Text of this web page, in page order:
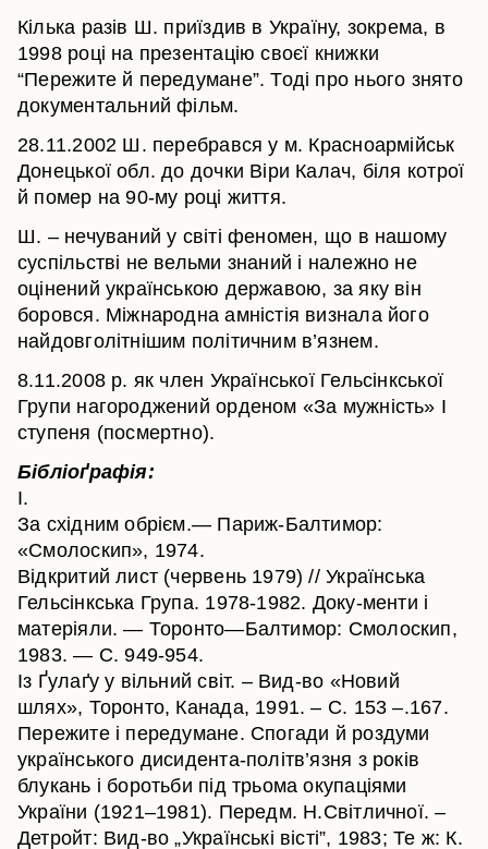
Кілька разів Ш. приїздив в Україну, зокрема, в
1998 році на презентацію своєї книжки
“Пережите й передумане”. Тоді про нього знято
документальний фільм.
28.11.2002 Ш. перебрався у м. Красноармійськ
Донецької обл. до дочки Віри Калач, біля котрої
й помер на 90-му році життя.
Ш. – нечуваний у світі феномен, що в нашому
суспільстві не вельми знаний і належно не
оцінений українською державою, за яку він
боровся. Міжнародна амністія визнала його
найдовголітнішим політичним в’язнем.
8.11.2008 р. як член Української Гельсінкської
Групи нагороджений орденом «За мужність» І
ступеня (посмертно).
Бібліоґрафія:
I.
За східним обрієм.— Париж-Балтимор:
«Смолоскип», 1974.
Відкритий лист (червень 1979) // Українська
Гельсінкська Група. 1978-1982. Доку-менти і
матеріяли. — Торонто—Балтимор: Смолоскип,
1983. — С. 949-954.
Із Ґулаґу у вільний світ. – Вид-во «Новий
шлях», Торонто, Канада, 1991. – С. 153 –.167.
Пережите і передумане. Спогади й роздуми
українського дисидента-політв’язня з років
блукань і боротьби під трьома окупаціями
України (1921–1981). Передм. Н.Світличної. –
Детройт: Вид-во „Українські вісті”, 1983; Те ж: К.